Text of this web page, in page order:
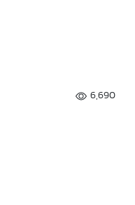
6,690